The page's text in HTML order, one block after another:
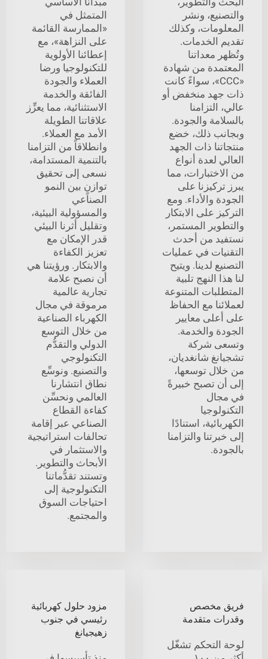
والتصنيع، ونشر
المعلومات، وكذلك
تقديم الخدمات.
وتُظهر معداتنا
المعتمدة من شهادة
«CCC»، سواءً كانت
ذات جهد منخفض أو
عالي، التزامنا
بالسلامة والجودة.
وبجانب ذلك، خضع
منتجاتنا ذات الجهد
العالي لعدة أنواع
من الاختبارات، مما
يبرز تركيزنا على
الجودة والأداء. ومع
التركيز على الابتكار
والتطوير المستمر،
نستفيد من أحدث
التقنيات في عمليات
التصنيع لدينا. ويتيح
لنا هذا النهج تلبية
المتطلبات المتنوعة
لعملائنا مع الحفاظ
على أعلى معايير
الجودة والخدمة.
وتسعى شركة
تشجيانغ شانغديان،
من خلال توسعها،
إلى أن تصبح خبيرةً
في مجال
التكنولوجيا
الكهربائية، استنادًا
إلى خبرتنا والتزامنا
بالجودة.
المتمثل في
«الممارسة القائمة
على النزاهة»، مع
إعطائنا الأولوية
للتكنولوجيا ورضا
العملاء والجودة
الفائقة والخدمة
الاستثنائية، مما يعزِّز
علاقاتنا الطويلة
الأمد مع العملاء.
وانطلاقاً من التزامنا
بالتنمية المستدامة،
نسعى إلى تحقيق
توازنٍ بين النمو
الصناعي
والمسؤولية البيئية،
وتقليل أثرنا البيئي
قدر الإمكان مع
تعزيز الكفاءة
والابتكار. ورؤيتنا هي
أن نصبح علامة
تجارية عالمية
مرموقة في مجال
الكهرباء الصناعية
من خلال التوسع
الدولي والتقدُّم
التكنولوجي
والتصنيع. ونوسِّع
نطاق انتشارنا
العالمي ونحسِّن
كفاءة القطاع
الصناعي عبر إقامة
تحالفات استراتيجية
والاستثمار في
الأبحاث والتطوير.
وتستند تقدُّماتنا
التكنولوجية إلى
احتياجات السوق
والمجتمع.
فريق مخصص
وقدرات متقدمة
لوحة التحكم تشغّل
مزود حلول كهربائية
رئيسي في جنوب
زهيجيانغ